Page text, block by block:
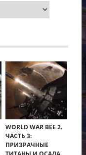
WORLD WAR BEE 2.
ЧАСТЬ 3:
ПРИЗРАЧНЫЕ